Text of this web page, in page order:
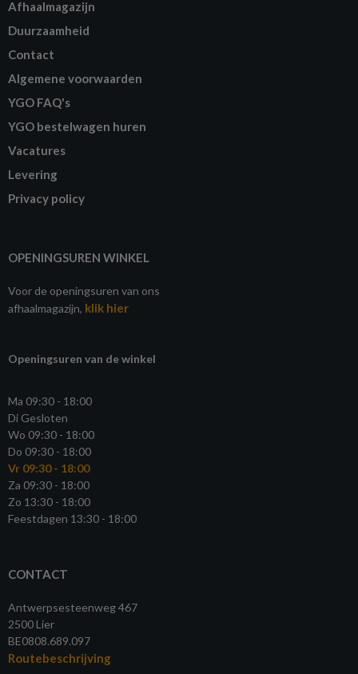
Afhaalmagazijn
Duurzaamheid
Contact
Algemene voorwaarden
YGO FAQ's
YGO bestelwagen huren
Vacatures
Levering
Privacy policy
OPENINGSUREN WINKEL
Voor de openingsuren van ons
afhaalmagazijn, klik hier
Openingsuren van de winkel
Ma 09:30 - 18:00
Di Gesloten
Wo 09:30 - 18:00
Do 09:30 - 18:00
Vr 09:30 - 18:00
Za 09:30 - 18:00
Zo 13:30 - 18:00
Feestdagen 13:30 - 18:00
CONTACT
Antwerpsesteenweg 467
2500 Lier
BE0808.689.097
Routebeschrijving